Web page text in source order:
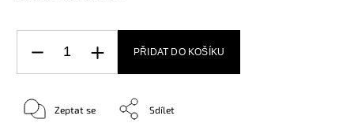
PŘIDAT DO KOŠÍKU
Zeptat se Sdílet